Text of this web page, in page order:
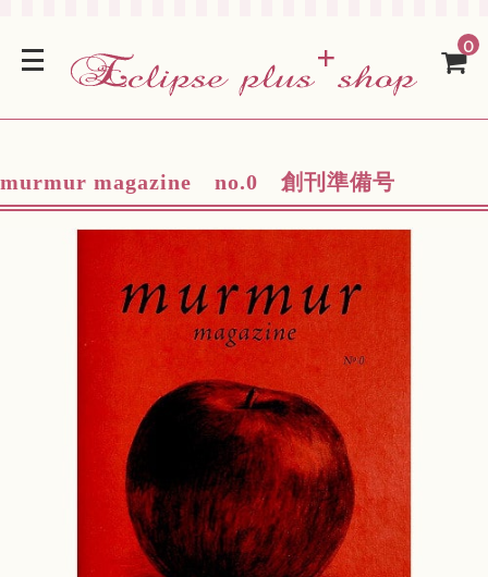
0
murmur magazine no.0 創刊準備号